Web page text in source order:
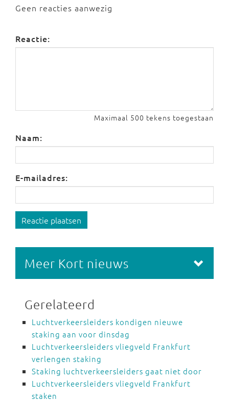
Geen reacties aanwezig
Reactie:
Maximaal 500 tekens toegestaan
Naam:
E-mailadres:
Reactie plaatsen
Meer Kort nieuws
Gerelateerd
Luchtverkeersleiders kondigen nieuwe
staking aan voor dinsdag
Luchtverkeersleiders vliegveld Frankfurt
verlengen staking
Staking luchtverkeersleiders gaat niet door
Luchtverkeersleiders vliegveld Frankfurt
staken